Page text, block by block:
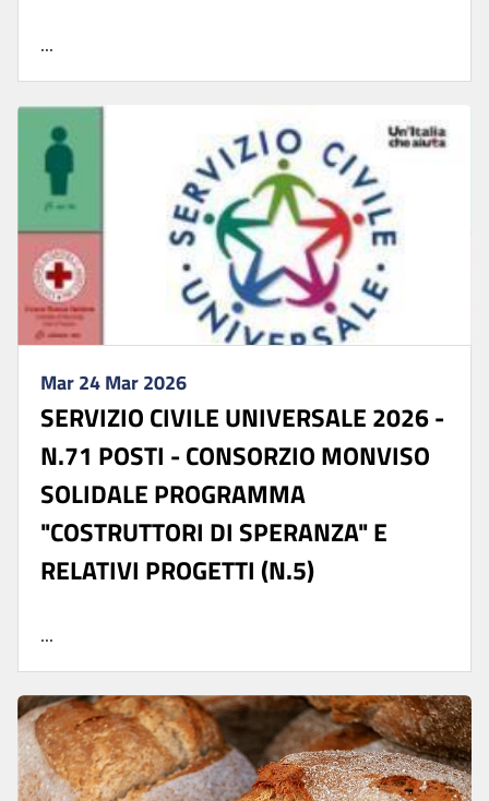
...
Mar 24 Mar 2026
SERVIZIO CIVILE UNIVERSALE 2026 -
N.71 POSTI - CONSORZIO MONVISO
SOLIDALE PROGRAMMA
"COSTRUTTORI DI SPERANZA" E
RELATIVI PROGETTI (N.5)
...